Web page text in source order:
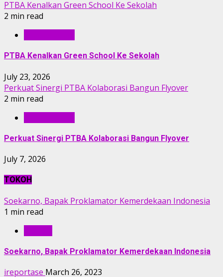
PTBA Kenalkan Green School Ke Sekolah
2 min read
PTBA Kenalkan Green School Ke Sekolah
July 23, 2026
Perkuat Sinergi PTBA Kolaborasi Bangun Flyover
2 min read
Perkuat Sinergi PTBA Kolaborasi Bangun Flyover
July 7, 2026
TOKOH
Soekarno, Bapak Proklamator Kemerdekaan Indonesia
1 min read
Soekarno, Bapak Proklamator Kemerdekaan Indonesia
ireportase March 26, 2023